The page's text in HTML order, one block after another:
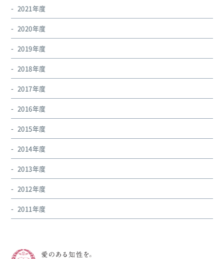
2021年度
2020年度
2019年度
2018年度
2017年度
2016年度
2015年度
2014年度
2013年度
2012年度
2011年度